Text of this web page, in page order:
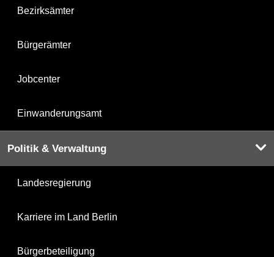
Bezirksämter
Bürgerämter
Jobcenter
Einwanderungsamt
Politik & Verwaltung
Landesregierung
Karriere im Land Berlin
Bürgerbeteiligung